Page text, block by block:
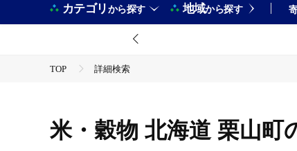
カテゴリから探す 地域から探す
TOP 詳細検索
米・穀物 北海道 栗山町